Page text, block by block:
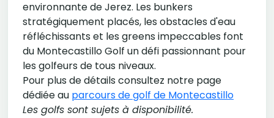
environnante de Jerez. Les bunkers
stratégiquement placés, les obstacles d'eau
réfléchissants et les greens impeccables font
du Montecastillo Golf un défi passionnant pour
les golfeurs de tous niveaux.
Pour plus de détails consultez notre page
dédiée au parcours de golf de Montecastillo
Les golfs sont sujets à disponibilité.